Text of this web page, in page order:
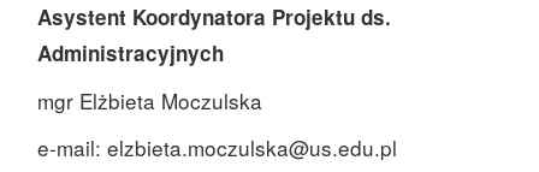
Asystent Koordynatora Projektu ds.
Administracyjnych
mgr Elżbieta Moczulska
e-mail: elzbieta.moczulska@us.edu.pl